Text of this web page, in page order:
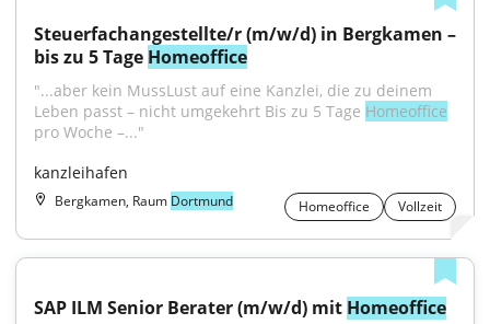
Steuerfachangestellte/r (m/w/d) in Bergkamen –
bis zu 5 Tage Homeoffice
"...aber kein MussLust auf eine Kanzlei, die zu deinem
Leben passt – nicht umgekehrt Bis zu 5 Tage Homeoffice
pro Woche –..."
kanzleihafen
Bergkamen, Raum Dortmund Homeoffice Vollzeit
SAP ILM Senior Berater (m/w/d) mit Homeoffice